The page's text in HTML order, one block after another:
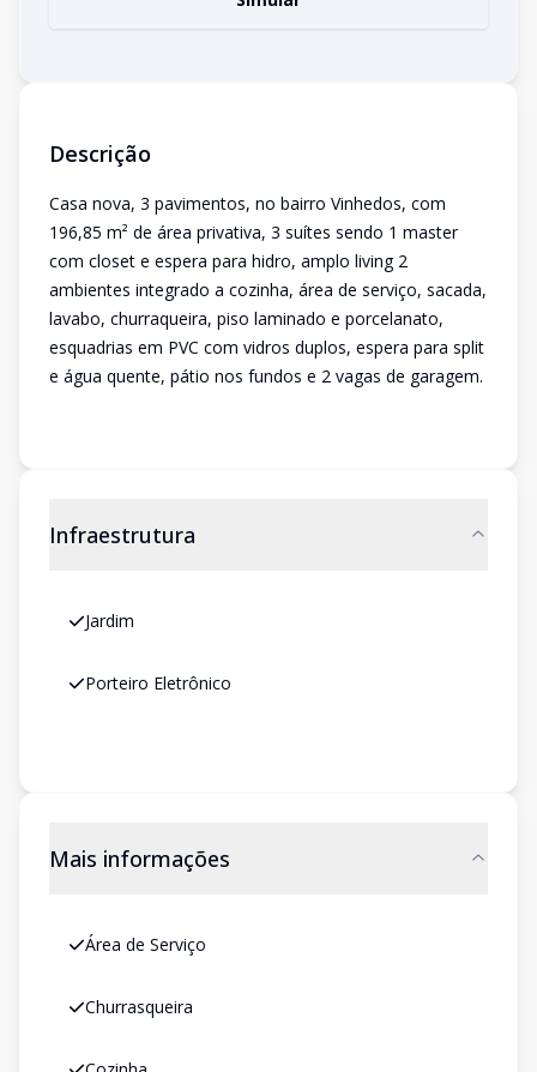
Descrição
Casa nova, 3 pavimentos, no bairro Vinhedos, com
196,85 m² de área privativa, 3 suítes sendo 1 master
com closet e espera para hidro, amplo living 2
ambientes integrado a cozinha, área de serviço, sacada,
lavabo, churraqueira, piso laminado e porcelanato,
esquadrias em PVC com vidros duplos, espera para split
e água quente, pátio nos fundos e 2 vagas de garagem.
Infraestrutura
Jardim
Porteiro Eletrônico
Mais informações
Área de Serviço
Churrasqueira